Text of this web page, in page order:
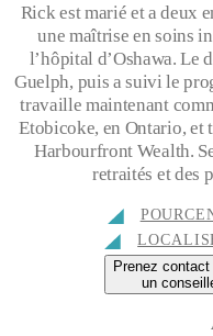
Rick est marié et a deux
une maîtrise en soins
l’hôpital d’Oshawa. Le
Guelph, puis a suivi le
travaille maintenant
Etobicoke, en Ontario, et
Harbourfront Wealth.
retraités et des
Prenez contact
un